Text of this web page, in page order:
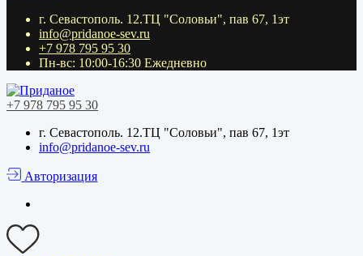
г. Севастополь. 12.ТЦ "Соловьи", пав 67, 1эт
info@pridanoe-sev.ru
+7 978 795 95 30
Пн-вс: 10:00-16:30 Ежедневно
+7 978 795 95 30
г. Севастополь. 12.ТЦ "Соловьи", пав 67, 1эт
info@pridanoe-sev.ru
Авторизация